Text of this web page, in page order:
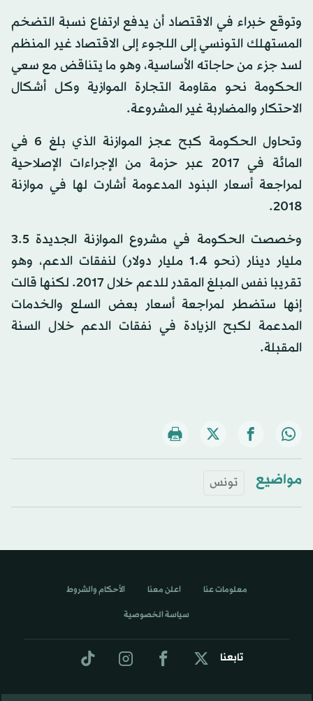
وتوقع خبراء في الاقتصاد أن يدفع ارتفاع نسبة التضخم
المستهلك التونسي إلى اللجوء إلى الاقتصاد غير المنظم
لسد جزء من حاجاته الأساسية، وهو ما يتناقض مع سعي
الحكومة نحو مقاومة التجارة الموازية وكل أشكال
الاحتكار والمضاربة غير المشروعة.
وتحاول الحكومة كبح عجز الموازنة الذي بلغ 6 في
المائة في 2017 عبر حزمة من الإجراءات الإصلاحية
لمراجعة أسعار البنود المدعومة أشارت لها في موازنة
2018.
وخصصت الحكومة في مشروع الموازنة الجديدة 3.5
مليار دينار (نحو 1.4 مليار دولار) لنفقات الدعم، وهو
تقريبا نفس المبلغ المقدر للدعم خلال 2017. لكنها قالت
إنها ستضطر لمراجعة أسعار بعض السلع والخدمات
المدعمة لكبح الزيادة في نفقات الدعم خلال السنة
المقبلة.
مواضيع تونس
تابعنا
معلومات عنا اعلن معنا الأحكام والشروط
سياسة الخصوصية